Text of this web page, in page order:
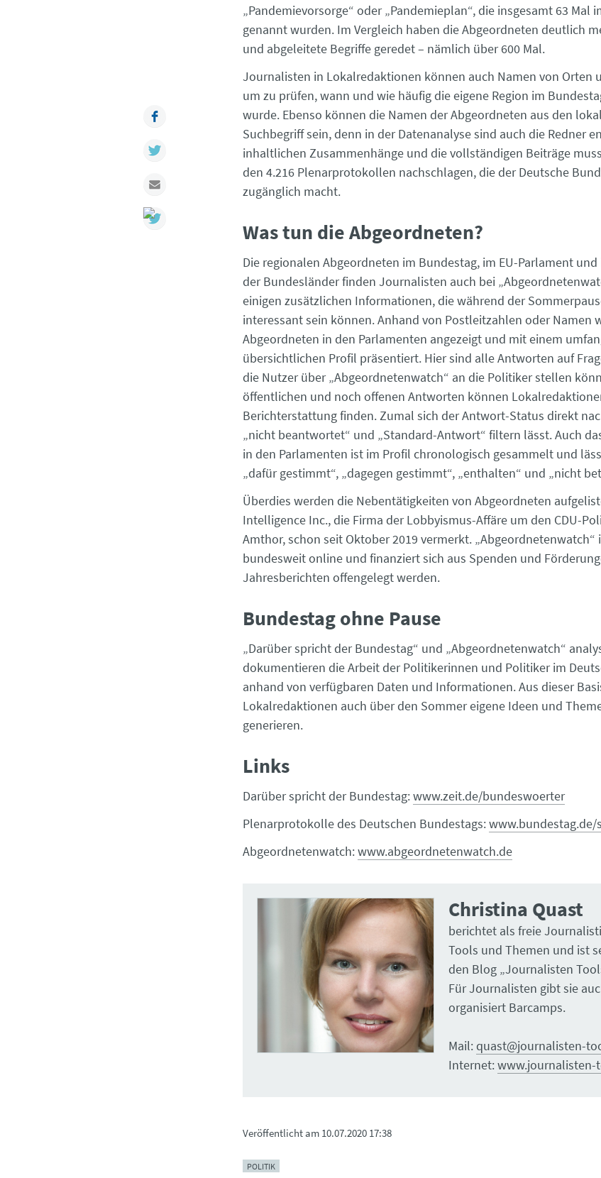
„Pandemievorsorge“ oder „Pandemieplan“, die insgesamt 63 Mal
genannt wurden. Im Vergleich haben die Abgeordneten deutlich
und abgeleitete Begriffe geredet – nämlich über 600 Mal.
Journalisten in Lokalredaktionen können auch Namen von Orten
um zu prüfen, wann und wie häufig die eigene Region im
wurde. Ebenso können die Namen der Abgeordneten aus den
Suchbegriff sein, denn in der Datenanalyse sind auch die Redner
inhaltlichen Zusammenhänge und die vollständigen Beiträge
den 4.216 Plenarprotokollen nachschlagen, die der Deutsche
zugänglich macht.
Was tun die Abgeordneten?
Die regionalen Abgeordneten im Bundestag, im EU-Parlament
der Bundesländer finden Journalisten auch bei
einigen zusätzlichen Informationen, die während der
interessant sein können. Anhand von Postleitzahlen oder Namen
Abgeordneten in den Parlamenten angezeigt und mit einem
übersichtlichen Profil präsentiert. Hier sind alle Antworten auf
die Nutzer über „Abgeordnetenwatch“ an die Politiker stellen
öffentlichen und noch offenen Antworten können
Berichterstattung finden. Zumal sich der Antwort-Status direkt
„nicht beantwortet“ und „Standard-Antwort“ filtern lässt. Auch
in den Parlamenten ist im Profil chronologisch gesammelt und
„dafür gestimmt“, „dagegen gestimmt“, „enthalten“ und „nicht
Überdies werden die Nebentätigkeiten von Abgeordneten
Intelligence Inc., die Firma der Lobbyismus-Affäre um den CDU-
Amthor, schon seit Oktober 2019 vermerkt. „Abgeordnetenwatch“
bundesweit online und finanziert sich aus Spenden und
Jahresberichten offen­gelegt werden.
Bundestag ohne Pause
„Darüber spricht der Bundestag“ und „Abgeordnetenwatch“
dokumentieren die Arbeit der Politikerinnen und Politiker im
anhand von verfügbaren Daten und Informationen. Aus dieser
Lokalredaktionen auch über den Sommer eigene Ideen und
generieren.
Links
Darüber spricht der Bundestag:www.zeit.de/bundeswoerter
Plenarprotokolle des Deutschen Bundestags:www.bundestag.de/
Abgeordnetenwatch:www.abgeordnetenwatch.de
Christina Quast
berichtet als freie
Tools und Themen und ist
den Blog „Journalisten
Für Journalisten gibt sie
organisiert Barcamps.
Mail: quast@journalisten-
Internet:www.journalisten-
Veröffentlicht am 10.07.2020 17:38
POLITIK